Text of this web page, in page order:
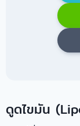
ดูดไขมัน